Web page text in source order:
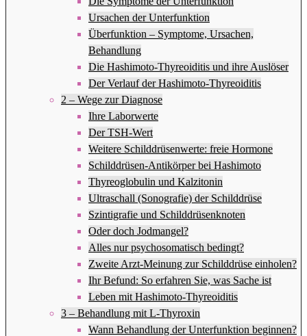
Ursachen der Unterfunktion
Überfunktion – Symptome, Ursachen,
Behandlung
Die Hashimoto-Thyreoiditis und ihre Auslöser
Der Verlauf der Hashimoto-Thyreoiditis
2 – Wege zur Diagnose
Ihre Laborwerte
Der TSH-Wert
Weitere Schilddrüsenwerte: freie Hormone
Schilddrüsen-Antikörper bei Hashimoto
Thyreoglobulin und Kalzitonin
Ultraschall (Sonografie) der Schilddrüse
Szintigrafie und Schilddrüsenknoten
Oder doch Jodmangel?
Alles nur psychosomatisch bedingt?
Zweite Arzt-Meinung zur Schilddrüse einholen?
Ihr Befund: So erfahren Sie, was Sache ist
Leben mit Hashimoto-Thyreoiditis
3 – Behandlung mit L-Thyroxin
Wann Behandlung der Unterfunktion beginnen?